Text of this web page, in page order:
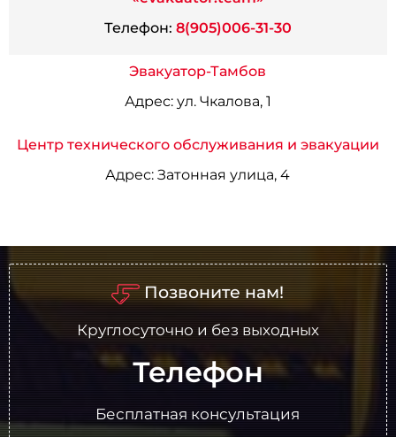
Телефон: 8(905)006-31-30
Эвакуатор-Тамбов
Адрес:ул. Чкалова, 1
Центр технического обслуживания и эвакуации
Адрес: Затонная улица, 4
Позвоните нам!
Круглосуточно и без выходных
Телефон
Бесплатная консультация